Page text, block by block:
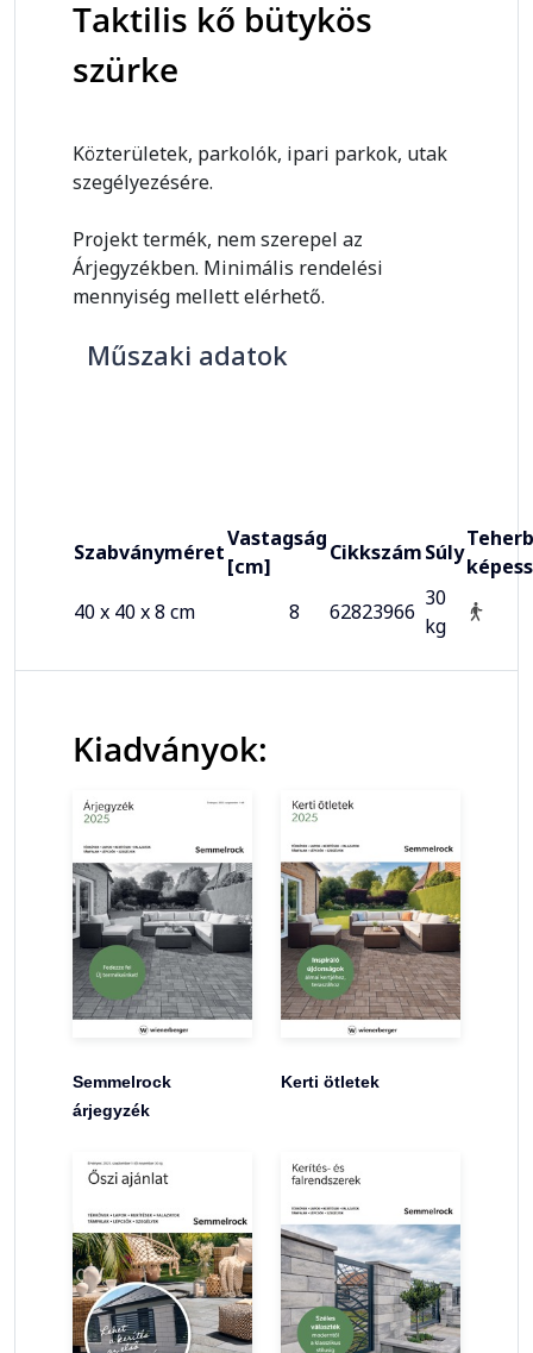
Taktilis kő bütykös
szürke
Közterületek, parkolók, ipari parkok, utak
szegélyezésére.
Projekt termék, nem szerepel az
Árjegyzékben. Minimális rendelési
mennyiség mellett elérhető.
Műszaki adatok
Szabványméret
Vastagság
[cm]
CikkszámSúly
40 x 40 x 8 cm
8 62823966
30
kg
Kiadványok:
Semmelrock
árjegyzék
Kerti ötletek